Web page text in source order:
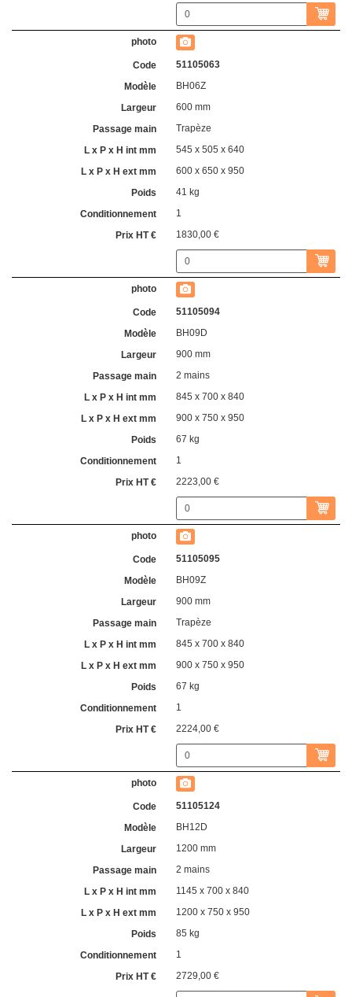
51105063
BH06Z
600 mm
Trapèze
545 x 505 x 640
600 x 650 x 950
41 kg
1
1830,00 €
51105094
BH09D
900 mm
2 mains
845 x 700 x 840
900 x 750 x 950
67 kg
1
2223,00 €
51105095
BH09Z
900 mm
Trapèze
845 x 700 x 840
900 x 750 x 950
67 kg
1
2224,00 €
51105124
BH12D
1200 mm
2 mains
1145 x 700 x 840
1200 x 750 x 950
85 kg
1
2729,00 €